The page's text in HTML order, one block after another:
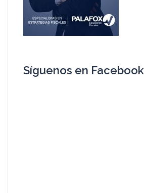
Síguenos en Facebook